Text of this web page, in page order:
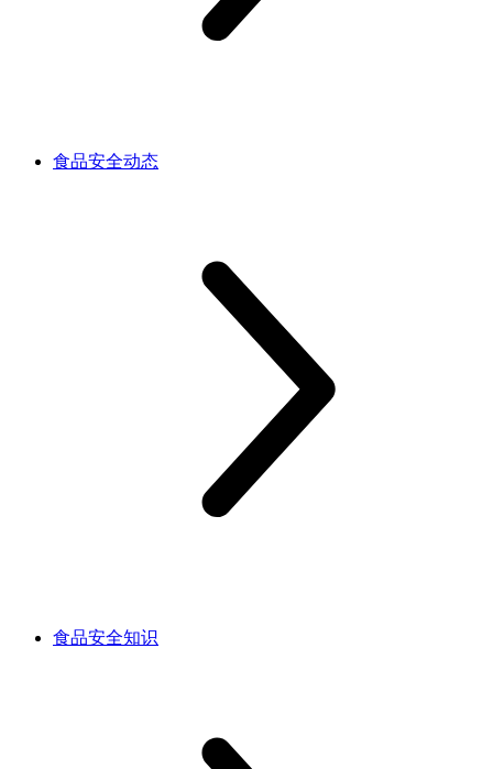
食品安全动态
食品安全知识